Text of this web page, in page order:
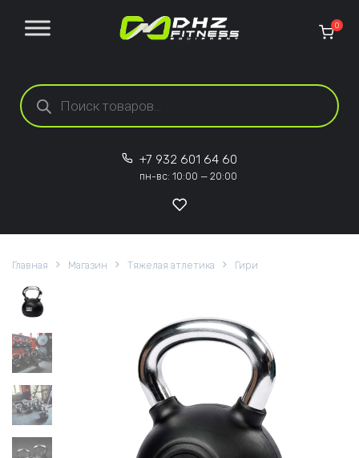
Поиск товаров
0
+7 932 601 64 60
пн-вс: 10:00 — 20:00
Главная Магазин Тяжелая атлетика Гири